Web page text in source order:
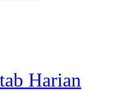
Harian